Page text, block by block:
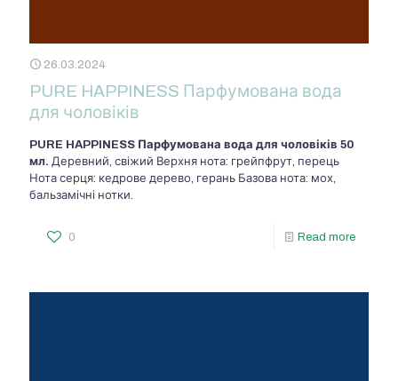
26.03.2024
PURE HAPPINESS Парфумована вода
для чоловіків
PURE HAPPINESS Парфумована вода для чоловіків 50
мл. Деревний, свіжий Верхня нота: грейпфрут, перець
Нота серця: кедрове дерево, герань Базова нота: мох,
бальзамічні нотки.
0 Read more